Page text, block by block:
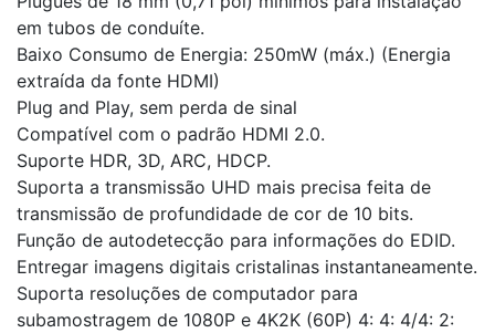
em tubos de conduíte.
Baixo Consumo de Energia: 250mW (máx.) (Energia
extraída da fonte HDMI)
Plug and Play, sem perda de sinal
Compatível com o padrão HDMI 2.0.
Suporte HDR, 3D, ARC, HDCP.
Suporta a transmissão UHD mais precisa feita de
transmissão de profundidade de cor de 10 bits.
Função de autodetecção para informações do EDID.
Entregar imagens digitais cristalinas instantaneamente.
Suporta resoluções de computador para
subamostragem de 1080P e 4K2K (60P) 4: 4: 4/4: 2: